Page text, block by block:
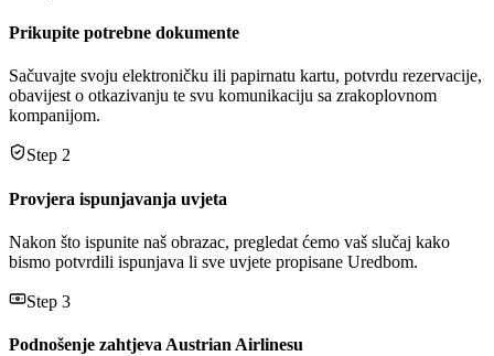
Prikupite potrebne dokumente
Sačuvajte svoju elektroničku ili papirnatu kartu, potvrdu rezervacije,
obavijest o otkazivanju te svu komunikaciju sa zrakoplovnom
kompanijom.
Step 2
Provjera ispunjavanja uvjeta
Nakon što ispunite naš obrazac, pregledat ćemo vaš slučaj kako
bismo potvrdili ispunjava li sve uvjete propisane Uredbom.
Step 3
Podnošenje zahtjeva Austrian Airlinesu